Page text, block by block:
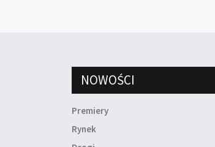
NOWOŚCI
Premiery
Rynek